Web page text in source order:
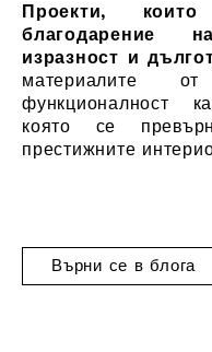
Проекти,
благодарение
изразност и
материалите
функционалност
която се
престижните
Върни се в блога